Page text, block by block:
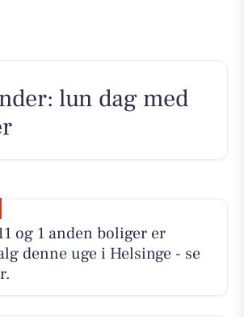
lun dag med
og 1 anden boliger er
denne uge i Helsinge - se